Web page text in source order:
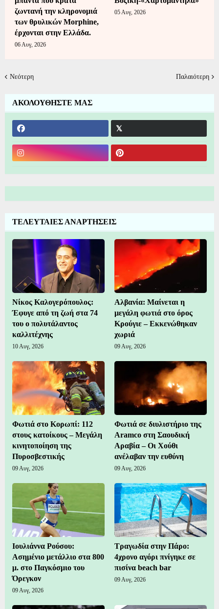
ζωντανή την κληρονομιά
των θρυλικών Morphine,
έρχονται στην Ελλάδα.
06 Αυγ, 2026
05 Αυγ, 2026
Νεότερη Παλαιότερη
ΑΚΟΛΟΥΘΗΣΤΕ ΜΑΣ
ΤΕΛΕΥΤΑΙΕΣ ΑΝΑΡΤΗΣΕΙΣ
Νίκος Καλογερόπουλος:
Έφυγε από τη ζωή στα 74
του ο πολυτάλαντος
καλλιτέχνης
10 Αυγ, 2026
Αλβανία: Μαίνεται η
μεγάλη φωτιά στο όρος
Κρούγιε – Εκκενώθηκαν
χωριά
09 Αυγ, 2026
Φωτιά στο Κορωπί: 112
στους κατοίκους – Μεγάλη
κινητοποίηση της
Πυροσβεστικής
09 Αυγ, 2026
Φωτιά σε διυλιστήριο της
Aramco στη Σαουδική
Αραβία – Οι Χούθι
ανέλαβαν την ευθύνη
09 Αυγ, 2026
Ιουλιάννα Ρούσου:
Ασημένιο μετάλλιο στα 800
μ. στο Παγκόσμιο του
Όρεγκον
09 Αυγ, 2026
Τραγωδία στην Πάρο:
4χρονο αγόρι πνίγηκε σε
πισίνα beach bar
09 Αυγ, 2026